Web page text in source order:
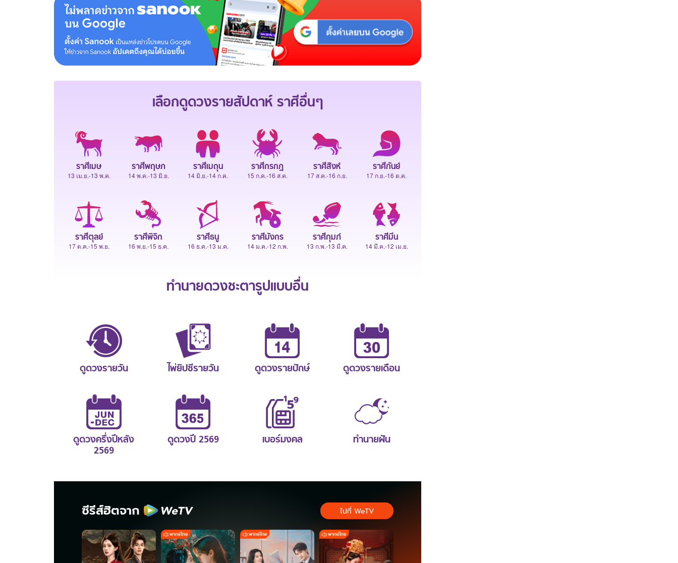
เลือกดูดวงรายสัปดาห์ราศีอื่นๆ
ราศีเมษ
13 เม.ย.-13 พ.ค.
ราศีพฤษภ
14 พ.ค.-13 มิ.ย.
ราศีเมถุน
14 มิ.ย.-14 ก.ค.
ราศีกรกฎ
15 ก.ค.-16 ส.ค.
ราศีสิงห์
17 ส.ค.-16 ก.ย.
ราศีกันย์
17 ก.ย.-16 ต.ค.
ราศีตุลย์
17 ต.ค.-15 พ.ย.
ราศีพิจิก
16 พ.ย.-15 ธ.ค.
ราศีธนู
16 ธ.ค.-13 ม.ค.
ราศีมังกร
14 ม.ค.-12 ก.พ.
ราศีกุมภ์
13 ก.พ.-13 มี.ค.
ราศีมีน
14 มี.ค.-12 เม.ย.
ทำนายดวงชะตารูปแบบอื่น
ดูดวงรายวัน ไพ่ยิปซีรายวัน ดูดวงรายปักษ์ ดูดวงรายเดือน
ดูดวงครึ่งปีหลัง
2569
ดูดวงปี 2569 เบอร์มงคล ทำนายฝัน
ซีรีส์ฮิตจาก ไปที่ WeTV